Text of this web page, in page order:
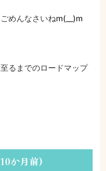
めんなさいねm(__)m
るまでのロードマップ
か月前)